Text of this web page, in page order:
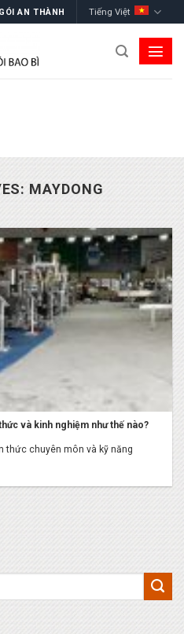
AN THÀNH Tiếng Việt
MAYDONG
và kinh nghiệm như thế nào?
thức chuyên môn và kỹ năng